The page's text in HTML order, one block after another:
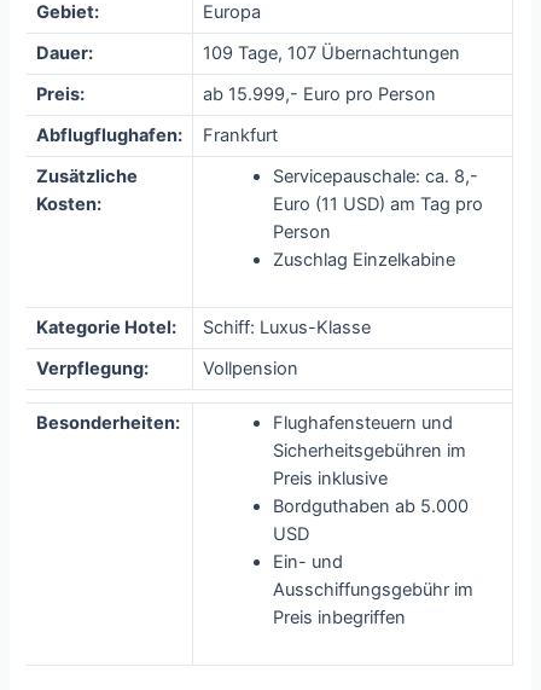
Gebiet:
Europa
Dauer:
109 Tage, 107 Übernachtungen
Preis:
ab 15.999,- Euro pro Person
Abflugflughafen:
Frankfurt
Zusätzliche
Kosten:
Servicepauschale: ca. 8,-
Euro (11 USD) am Tag pro
Person
Zuschlag Einzelkabine
Kategorie Hotel:
Schiff: Luxus-Klasse
Verpflegung:
Vollpension
Besonderheiten:
Flughafensteuern und
Sicherheitsgebühren im
Preis inklusive
Bordguthaben ab 5.000
USD
Ein- und
Ausschiffungsgebühr im
Preis inbegriffen